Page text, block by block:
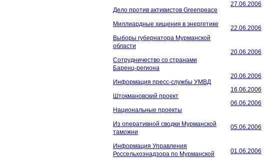
Дело против активистов Greenpeace
Миллиардные хищения в энергетике
Выборы губернатора Мурманской
области
Сотрудничество со странами
Баренц-региона
Информация пресс-службы УМВД
Штокмановский проект
Национальные проекты
Из оперативной сводки Мурманской
таможни
Информация Управления
Россельхознадзора по Мурманской
27.06.2006
22.06.2006
20.06.2006
20.06.2006
16.06.2006
06.06.2006
05.06.2006
01.06.2006